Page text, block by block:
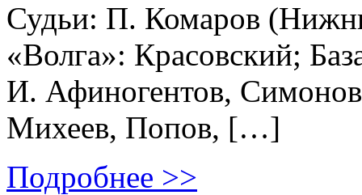
Судьи: П. Комаров
«Волга»: Красовский;
И. Афиногентов,
Михеев, Попов, […]
Подробнее >>